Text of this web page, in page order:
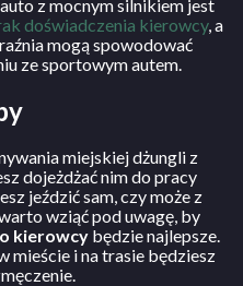
z mocnym silnikiem jest
doświadczenia kierowcy, a
mogą spowodować
ze sportowym autem.
miejskiej dżungli z
dojeżdżać nim do pracy
jeździć sam, czy może z
wziąć pod uwagę, by
kierowcy będzie najlepsze.
mieście i na trasie będziesz